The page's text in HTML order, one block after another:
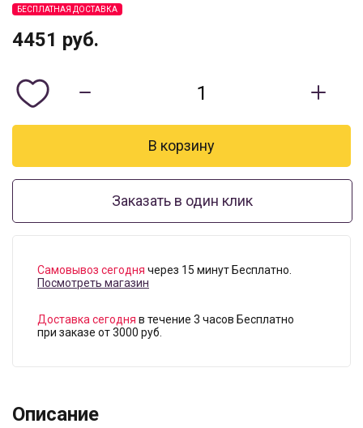
БЕСПЛАТНАЯ ДОСТАВКА
4451 руб.
Заказать в один клик
Самовывоз сегодня через 15 минут Бесплатно.
Посмотреть магазин
Доставка сегодня в течение 3 часов Бесплатно
при заказе от 3000 руб.
Описание